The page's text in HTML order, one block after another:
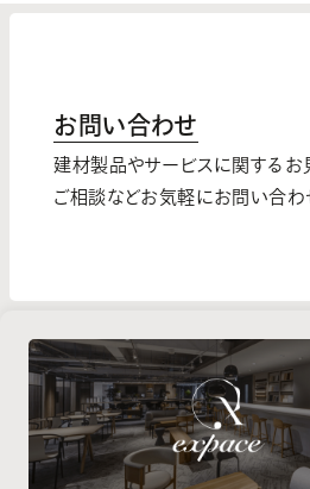
お問い合わせ
建材製品やサービスに関するお
ご相談などお気軽にお問い合わ